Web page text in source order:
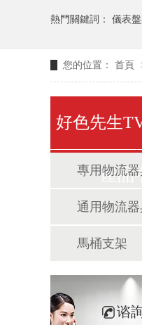
熱門關鍵詞： 儀表
您的位置： 首頁
好色先生
產品
專用物流器
通用物流器
馬桶支架
谘